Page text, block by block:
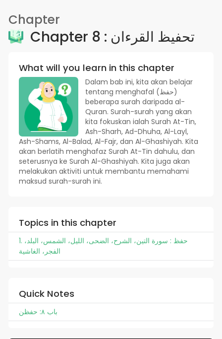
Chapter
Chapter 8 : تحفيظ القرءان
What will you learn in this chapter
Dalam bab ini, kita akan belajar
tentang menghafal (حفظ)
beberapa surah daripada al-
Quran. Surah-surah yang akan
kita fokuskan ialah Surah At-Tin,
Ash-Sharh, Ad-Dhuha, Al-Layl,
Ash-Shams, Al-Balad, Al-Fajr, dan Al-Ghashiyah. Kita
akan berlatih menghafaz Surah At-Tin dahulu, dan
seterusnya ke Surah Al-Ghashiyah. Kita juga akan
melakukan aktiviti untuk membantu memahami
maksud surah-surah ini.
Topics in this chapter
1. حفظ : سورة التين، الشرح، الضحى، الليل، الشمس، البلد،
الفجر، الغاشية
Quick Notes
باب ٨: حفظن